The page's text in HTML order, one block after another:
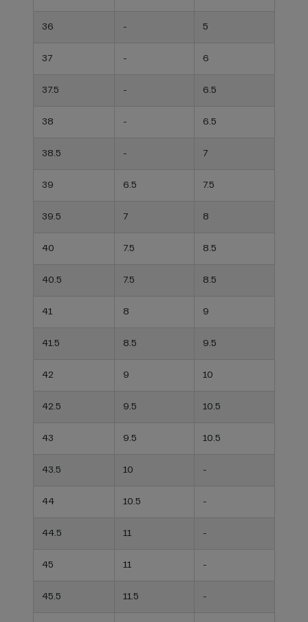
36 - 5
37 - 6
37.5 - 6.5
38 - 6.5
38.5 - 7
39 6.5 7.5
39.5 7 8
40 7.5 8.5
40.5 7.5 8.5
41 8 9
41.5 8.5 9.5
42 9 10
42.5 9.5 10.5
43 9.5 10.5
43.5 10 -
44 10.5 -
44.5 11 -
45 11 -
45.5 11.5 -